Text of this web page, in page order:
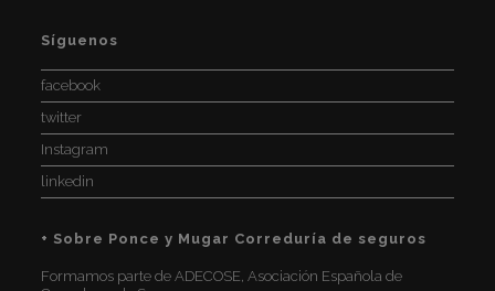
Síguenos
facebook
twitter
Instagram
linkedin
+ Sobre Ponce y Mugar Correduría de seguros
Formamos parte de ADECOSE, Asociación Española de